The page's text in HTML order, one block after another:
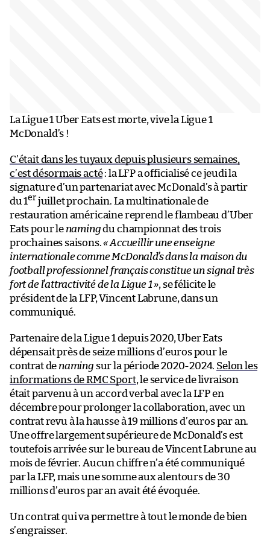
La Ligue 1 Uber Eats est morte, vive la Ligue 1
McDonald’s !
C’était dans les tuyaux depuis plusieurs semaines,
c’est désormais acté: la LFP a officialisé ce jeudi la
signature d’un partenariat avec McDonald’s à partir
du 1er juillet prochain. La multinationale de
restauration américaine reprend le flambeau d’Uber
Eats pour le namingdu championnat des trois
prochaines saisons.« Accueillir une enseigne
internationale comme McDonald’s dans la maison du
football professionnel français constitue un signal très
fort de l’attractivité de la Ligue 1 », se félicite le
président de la LFP, Vincent Labrune, dans un
communiqué.
Partenaire de la Ligue 1 depuis 2020, Uber Eats
dépensait près de seize millions d’euros pour le
contrat de naming sur la période 2020-2024. Selon les
informations de RMC Sport, le service de livraison
était parvenu à un accord verbal avec la LFP en
décembre pour prolonger la collaboration, avec un
contrat revu à la hausse à 19 millions d’euros par an.
Une offre largement supérieure de McDonald’s est
toutefois arrivée sur le bureau de Vincent Labrune au
mois de février. Aucun chiffre n’a été communiqué
par la LFP, mais une somme aux alentours de 30
millions d’euros par an avait été évoquée.
Un contrat qui va permettre à tout le monde de bien
s’engraisser.